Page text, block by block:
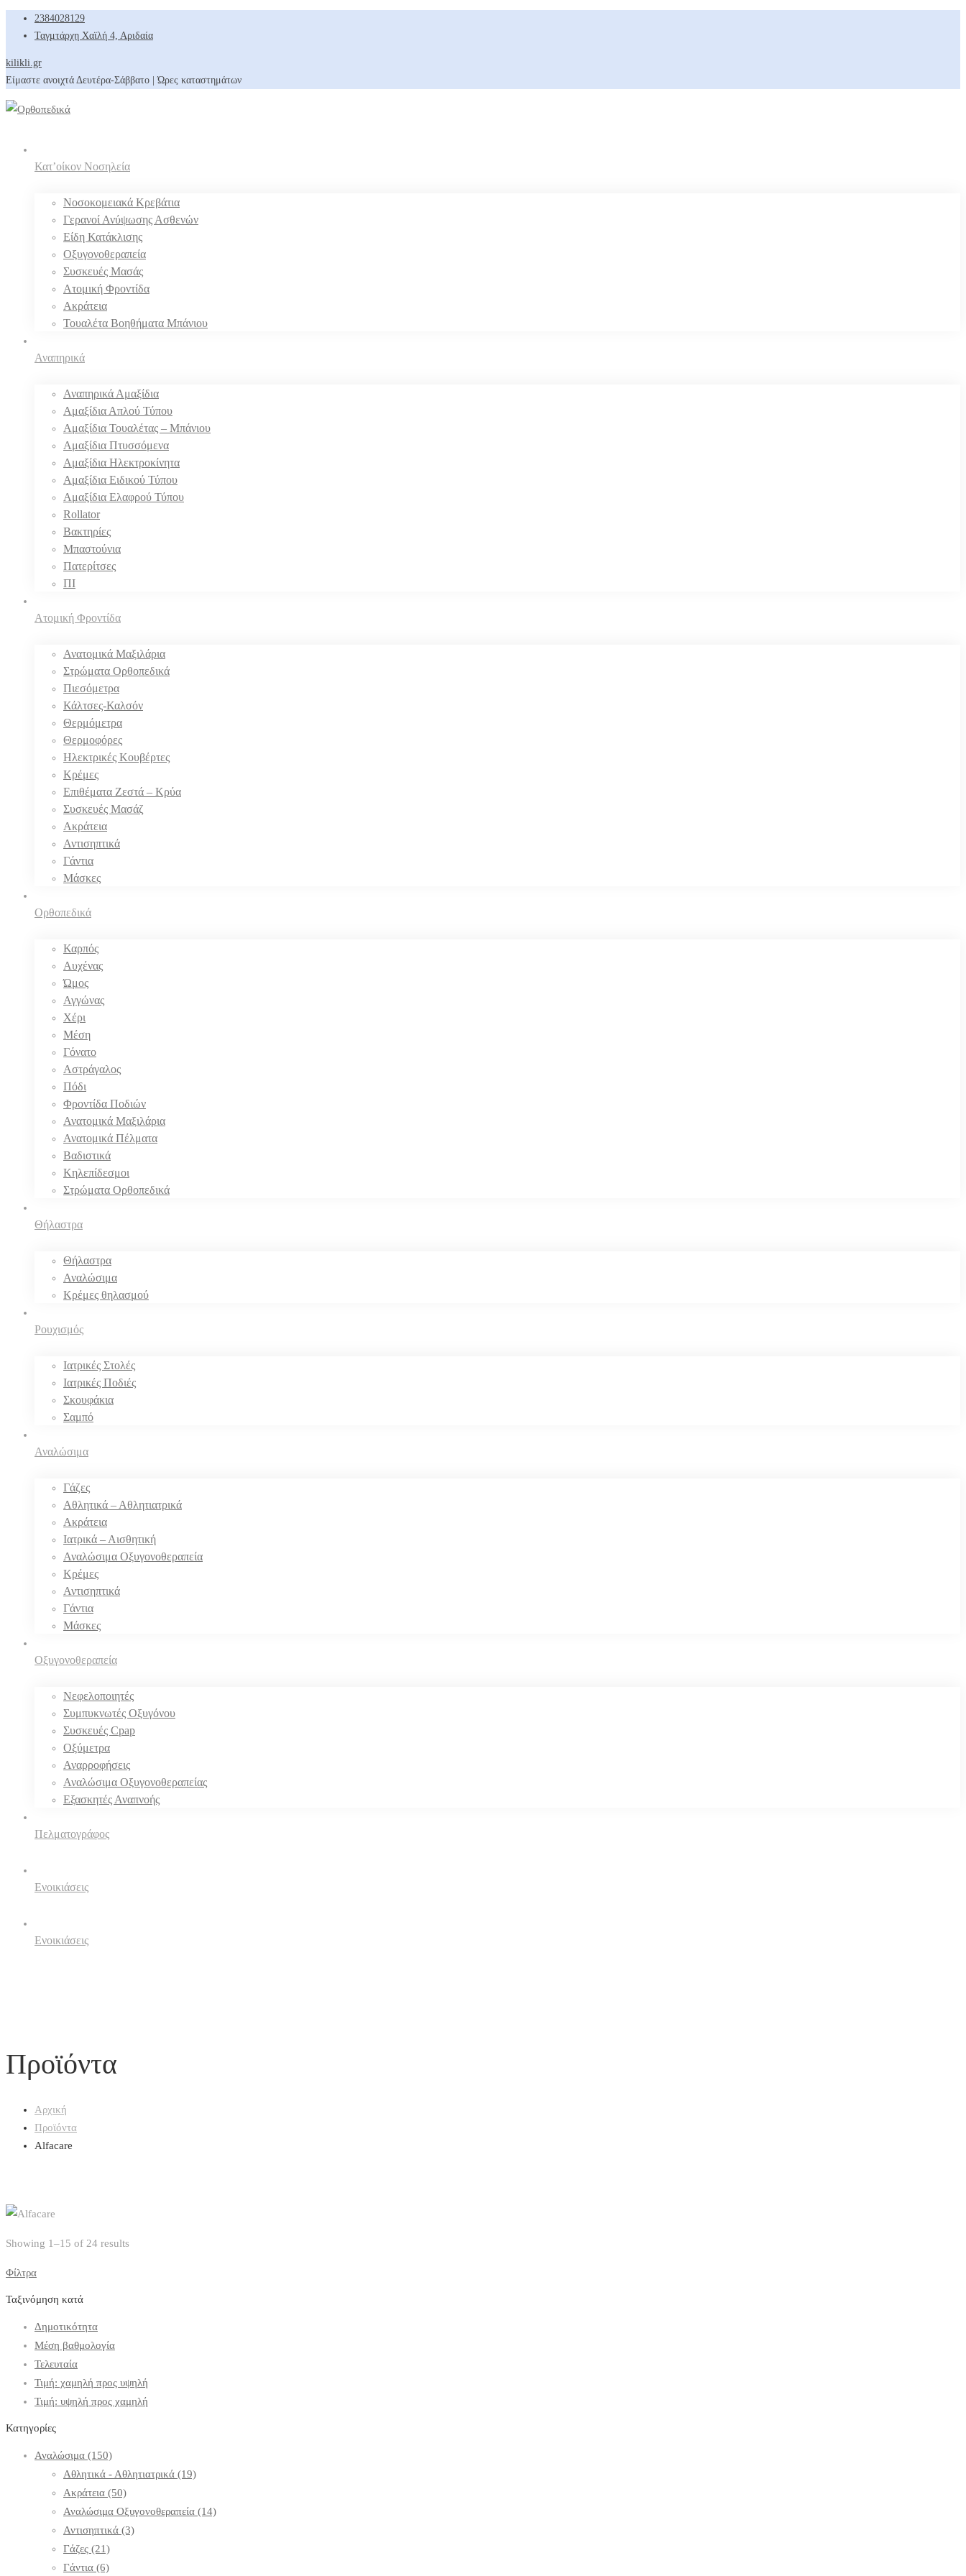
2384028129
Ταγμτάρχη Χαϊλή 4, Αριδαία
kilikli.gr
Είμαστε ανοιχτά Δευτέρα-Σάββατο | Ώρες καταστημάτων
Κατ’οίκον Νοσηλεία
Νοσοκομειακά Κρεβάτια
Γερανοί Ανύψωσης Ασθενών
Είδη Κατάκλισης
Οξυγονοθεραπεία
Συσκευές Μασάς
Ατομική Φροντίδα
Ακράτεια
Τουαλέτα Βοηθήματα Μπάνιου
Αναπηρικά
Αναπηρικά Αμαξίδια
Αμαξίδια Απλού Τύπου
Αμαξίδια Τουαλέτας – Μπάνιου
Αμαξίδια Πτυσσόμενα
Αμαξίδια Ηλεκτροκίνητα
Αμαξίδια Ειδικού Τύπου
Αμαξίδια Ελαφρού Τύπου
Rollator
Βακτηρίες
Μπαστούνια
Πατερίτσες
ΠΙ
Ατομική Φροντίδα
Ανατομικά Μαξιλάρια
Στρώματα Ορθοπεδικά
Πιεσόμετρα
Κάλτσες-Καλσόν
Θερμόμετρα
Θερμοφόρες
Ηλεκτρικές Κουβέρτες
Κρέμες
Επιθέματα Ζεστά – Κρύα
Συσκευές Μασάζ
Ακράτεια
Αντισηπτικά
Γάντια
Μάσκες
Ορθοπεδικά
Καρπός
Αυχένας
Ώμος
Αγγώνας
Χέρι
Μέση
Γόνατο
Αστράγαλος
Πόδι
Φροντίδα Ποδιών
Ανατομικά Μαξιλάρια
Ανατομικά Πέλματα
Βαδιστικά
Κηλεπίδεσμοι
Στρώματα Ορθοπεδικά
Θήλαστρα
Θήλαστρα
Αναλώσιμα
Κρέμες θηλασμού
Ρουχισμός
Ιατρικές Στολές
Ιατρικές Ποδιές
Σκουφάκια
Σαμπό
Αναλώσιμα
Γάζες
Αθλητικά – Αθλητιατρικά
Ακράτεια
Ιατρικά – Αισθητική
Αναλώσιμα Οξυγονοθεραπεία
Κρέμες
Αντισηπτικά
Γάντια
Μάσκες
Οξυγονοθεραπεία
Νεφελοποιητές
Συμπυκνωτές Οξυγόνου
Συσκευές Cpap
Οξύμετρα
Αναρροφήσεις
Αναλώσιμα Οξυγονοθεραπείας
Εξασκητές Αναπνοής
Πελματογράφος
Ενοικιάσεις
Ενοικιάσεις
Προϊόντα
Αρχική
Προϊόντα
Alfacare
Showing 1–15 of 24 results
Φίλτρα
Ταξινόμηση κατά
Δημοτικότητα
Μέση βαθμολογία
Τελευταία
Τιμή: χαμηλή προς υψηλή
Τιμή: υψηλή προς χαμηλή
Κατηγορίες
Αναλώσιμα (150)
Αθλητικά - Αθλητιατρικά (19)
Ακράτεια (50)
Αναλώσιμα Οξυγονοθεραπεία (14)
Αντισηπτικά (3)
Γάζες (21)
Γάντια (6)